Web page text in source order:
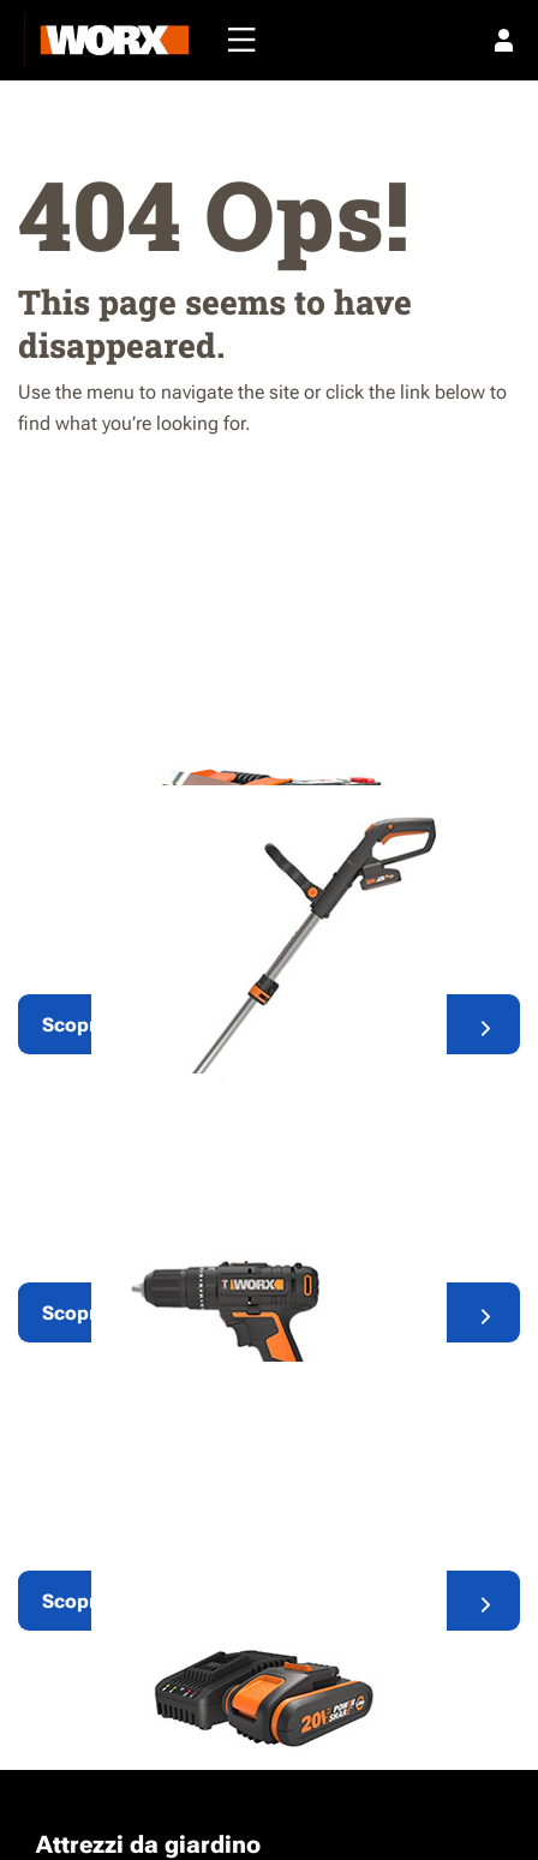
404 Ops!
This page seems to have
disappeared.
Use the menu to navigate the site or click the link below to
find what you’re looking for.
Robot rasaerba
Scopri di più
Scopri di più
Scopri di più
Attrezzi da giardino